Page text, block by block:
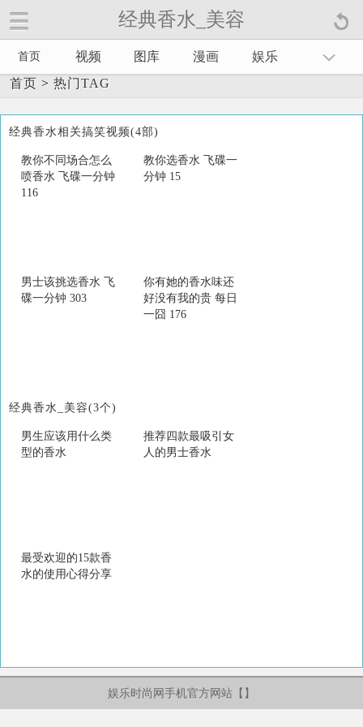
经典香水_美容
首页 视频 图库 漫画
娱乐
首页 > 热门TAG
经典香水相关搞笑视频(4部)
教你不同场合怎么
喷香水 飞碟一分钟
116
教你选香水 飞碟一
分钟 15
男士该挑选香水 飞
碟一分钟 303
你有她的香水味还
好没有我的贵 每日
一囧 176
经典香水_美容(3个)
男生应该用什么类
型的香水
推荐四款最吸引女
人的男士香水
最受欢迎的15款香
水的使用心得分享
娱乐时尚网手机官方网站【 】